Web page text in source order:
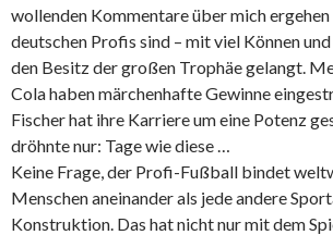
wollenden Kommentare über mich ergehen
deutschen Profis sind – mit viel Können
den Besitz der großen Trophäe gelangt.
Cola haben märchenhafte Gewinne
Fischer hat ihre Karriere um eine Potenz
dröhnte nur: Tage wie diese …
Keine Frage, der Profi-Fußball bindet
Menschen aneinander als jede andere
Konstruktion. Das hat nicht nur mit dem